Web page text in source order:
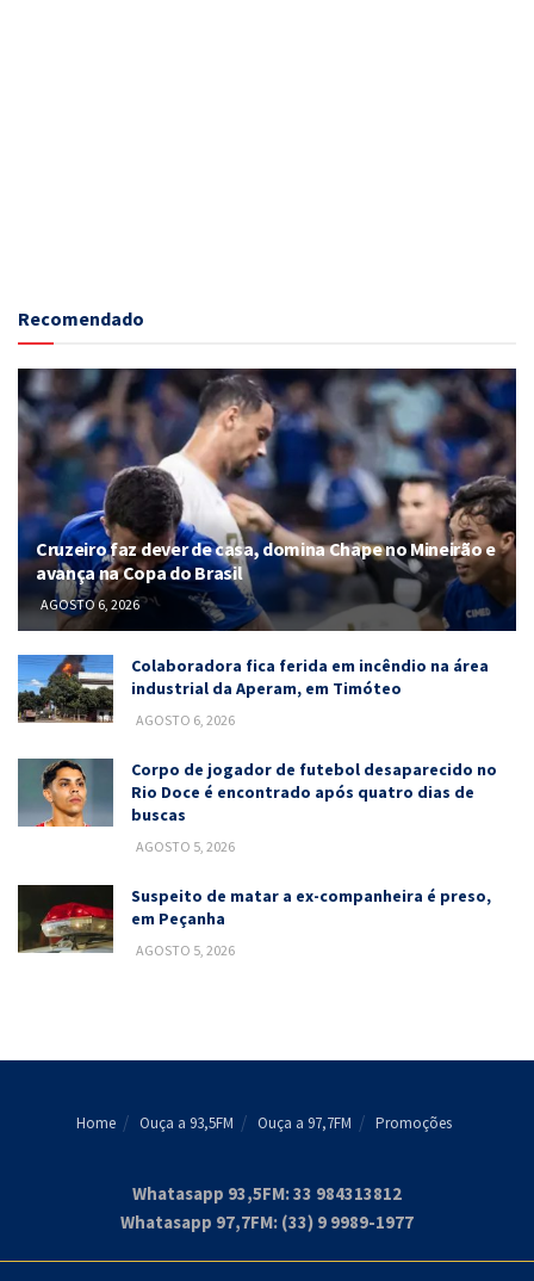
Recomendado
Cruzeiro faz dever de casa, domina Chape no Mineirão e
avança na Copa do Brasil
AGOSTO 6, 2026
Colaboradora fica ferida em incêndio na área
industrial da Aperam, em Timóteo
AGOSTO 6, 2026
Corpo de jogador de futebol desaparecido no
Rio Doce é encontrado após quatro dias de
buscas
AGOSTO 5, 2026
Suspeito de matar a ex-companheira é preso,
em Peçanha
AGOSTO 5, 2026
Home Ouça a 93,5FM Ouça a 97,7FM Promoções
Whatasapp 93,5FM: 33 984313812
Whatasapp 97,7FM: (33) 9 9989-1977